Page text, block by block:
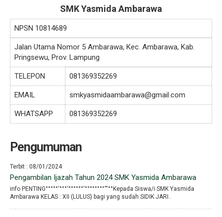
SMK Yasmida Ambarawa
NPSN 10814689
Jalan Utama Nomor 5 Ambarawa, Kec. Ambarawa, Kab.
Pringsewu, Prov. Lampung
TELEPON 081369352269
EMAIL smkyasmidaambarawa@gmail.com
WHATSAPP 081369352269
Pengumuman
Terbit : 08/01/2024
Pengambilan Ijazah Tahun 2024 SMK Yasmida Ambarawa
info PENTING°°°°°′°°°′°°°°°°′°°°°°°°°′′′°°Kepada Siswa/i SMK Yasmida
Ambarawa KELAS : XII (LULUS) bagi yang sudah SIDIK JARI..